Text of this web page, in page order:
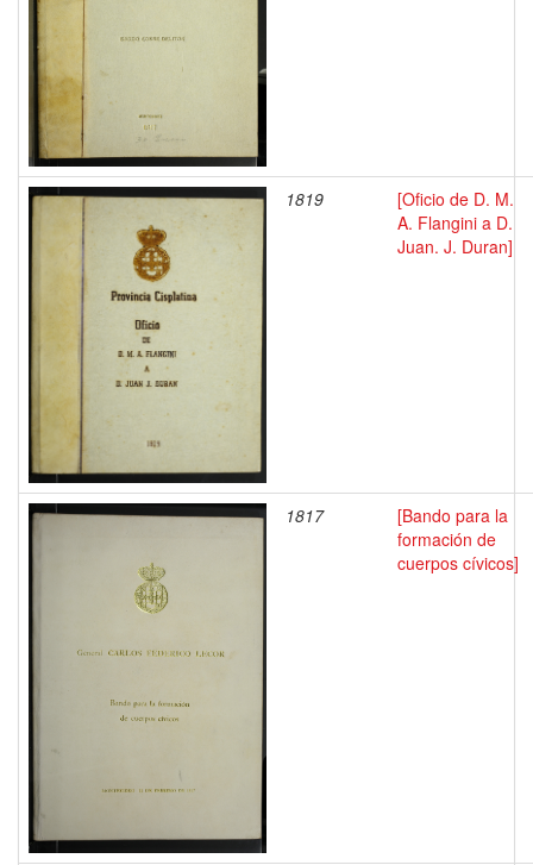
1819
[Oficio de D. M.
A. Flangini a D.
Juan. J. Duran]
1817
[Bando para la
formación de
cuerpos cívicos]